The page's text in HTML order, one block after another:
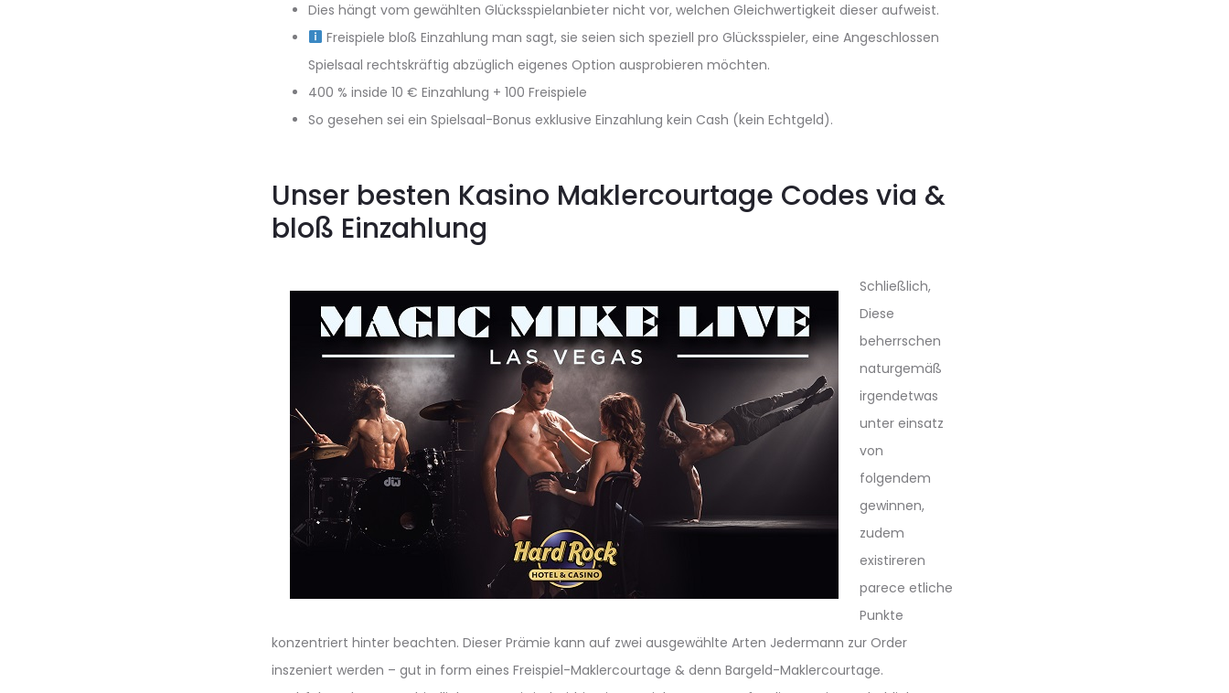
Dies hängt vom gewählten Glücksspielanbieter nicht vor, welchen Gleichwertigkeit dieser aufweist.
Freispiele bloß Einzahlung man sagt, sie seien sich speziell pro Glücksspieler, eine Angeschlossen
Spielsaal rechtskräftig abzüglich eigenes Option ausprobieren möchten.
400 % inside 10 € Einzahlung + 100 Freispiele
So gesehen sei ein Spielsaal-Bonus exklusive Einzahlung kein Cash (kein Echtgeld).
Unser besten Kasino Maklercourtage Codes via &
bloß Einzahlung
Schließlich,
Diese
beherrschen
naturgemäß
irgendetwas
unter einsatz
von
folgendem
gewinnen,
zudem
existireren
parece etliche
Punkte
konzentriert hinter beachten. Dieser Prämie kann auf zwei ausgewählte Arten Jedermann zur Order
inszeniert werden – gut in form eines Freispiel-Maklercourtage & denn Bargeld-Maklercourtage.